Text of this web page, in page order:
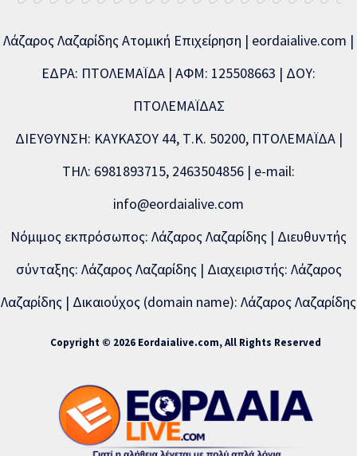
Λάζαρος Λαζαρίδης Ατομική Επιχείρηση | eordaialive.com |
ΕΔΡΑ: ΠΤΟΛΕΜΑΪΔΑ | ΑΦΜ: 125508663 | ΔΟΥ:
ΠΤΟΛΕΜΑΪΔΑΣ
ΔΙΕΥΘΥΝΣΗ: ΚΑΥΚΑΣΟΥ 44, Τ.Κ. 50200, ΠΤΟΛΕΜΑΪΔΑ |
ΤΗΛ: 6981893715, 2463504856 | e-mail:
info@eordaialive.com
Νόμιμος εκπρόσωπος: Λάζαρος Λαζαρίδης | Διευθυντής
σύνταξης: Λάζαρος Λαζαρίδης | Διαχειριστής: Λάζαρος
Λαζαρίδης | Δικαιούχος (domain name): Λάζαρος Λαζαρίδης
Copyright © 2026 Eordaialive.com, All Rights Reserved